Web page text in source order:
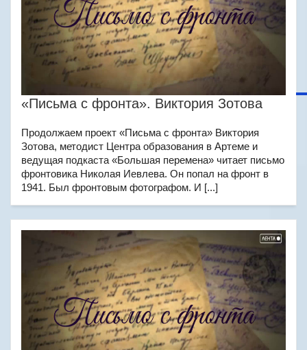
«Письма с фронта». Виктория Зотова
Продолжаем проект «Письма с фронта» Виктория
Зотова, методист Центра образования в Артеме и
ведущая подкаста «Большая перемена» читает письмо
фронтовика Николая Иевлева. Он попал на фронт в
1941. Был фронтовым фотографом. И [...]